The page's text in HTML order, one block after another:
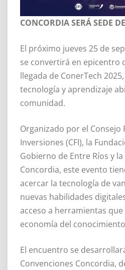
CONCORDIA SERÁ SEDE
El próximo jueves 25 de
se convertirá en epicentro
llegada de ConerTech
tecnología y aprendizaje
comunidad.
Organizado por el Consejo
Inversiones (CFI), la
Gobierno de Entre Ríos y
Concordia, este evento
acercar la tecnología de
nuevas habilidades
acceso a herramientas
economía del
El encuentro se
Convenciones Concordia,